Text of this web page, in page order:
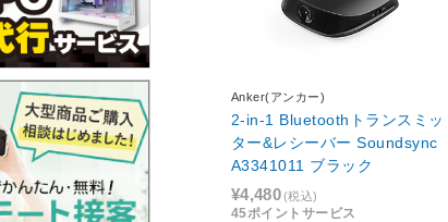
Anker(アンカー)
2-in-1 Bluetoothトランスミッ
ター&レシーバー Soundsync
A3341011 ブラック
¥4,480(税込)
45ポイントサービス